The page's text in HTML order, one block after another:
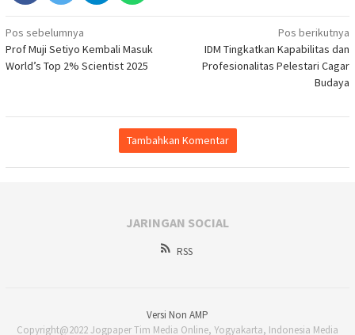
Navigasi
pos
Pos sebelumnya
Prof Muji Setiyo Kembali Masuk
World’s Top 2% Scientist 2025
Pos berikutnya
IDM Tingkatkan Kapabilitas dan
Profesionalitas Pelestari Cagar
Budaya
Tambahkan Komentar
JARINGAN SOCIAL
RSS
Versi Non AMP
Copyright@2022 Jogpaper Tim Media Online, Yogyakarta, Indonesia Media